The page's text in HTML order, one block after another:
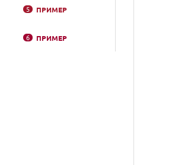
5 ПРИМЕР
6 ПРИМЕР